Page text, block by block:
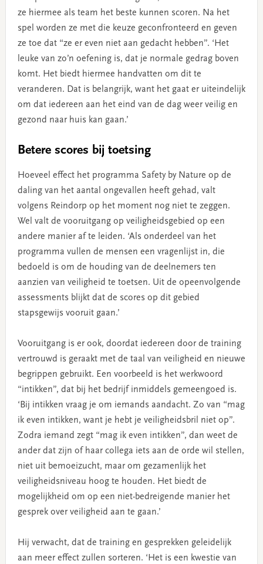
ze hiermee als team het beste kunnen scoren. Na het
spel worden ze met die keuze geconfronteerd en geven
ze toe dat “ze er even niet aan gedacht hebben”. ‘Het
leuke van zo’n oefening is, dat je normale gedrag boven
komt. Het biedt hiermee handvatten om dit te
veranderen. Dat is belangrijk, want het gaat er uiteindelijk
om dat iedereen aan het eind van de dag weer veilig en
gezond naar huis kan gaan.’
Betere scores bij toetsing
Hoeveel effect het programma Safety by Nature op de
daling van het aantal ongevallen heeft gehad, valt
volgens Reindorp op het moment nog niet te zeggen.
Wel valt de vooruitgang op veiligheidsgebied op een
andere manier af te leiden. ‘Als onderdeel van het
programma vullen de mensen een vragenlijst in, die
bedoeld is om de houding van de deelnemers ten
aanzien van veiligheid te toetsen. Uit de opeenvolgende
assessments blijkt dat de scores op dit gebied
stapsgewijs vooruit gaan.’
Vooruitgang is er ook, doordat iedereen door de training
vertrouwd is geraakt met de taal van veiligheid en nieuwe
begrippen gebruikt. Een voorbeeld is het werkwoord
“intikken”, dat bij het bedrijf inmiddels gemeengoed is.
‘Bij intikken vraag je om iemands aandacht. Zo van “mag
ik even intikken, want je hebt je veiligheidsbril niet op”.
Zodra iemand zegt “mag ik even intikken”, dan weet de
ander dat zijn of haar collega iets aan de orde wil stellen,
niet uit bemoeizucht, maar om gezamenlijk het
veiligheidsniveau hoog te houden. Het biedt de
mogelijkheid om op een niet-bedreigende manier het
gesprek over veiligheid aan te gaan.’
Hij verwacht, dat de training en gesprekken geleidelijk
aan meer effect zullen sorteren. ‘Het is een kwestie van